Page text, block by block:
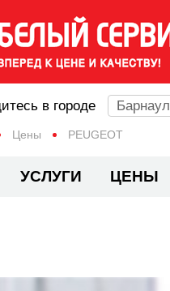
Цены PEUGEOT
в городе Барнаул
УСЛУГИ ЦЕНЫ